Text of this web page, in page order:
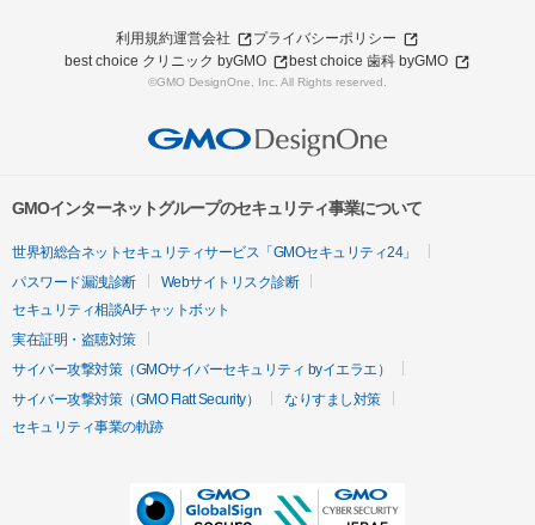
利用規約運営会社
プライバシーポリシー
best choice クリニック byGMO
best choice 歯科 byGMO
©GMO DesignOne, Inc. All Rights reserved.
GMOインターネットグループのセキュリティ事業について
世界初総合ネットセキュリティサービス「GMOセキュリティ24」
パスワード漏洩診断
Webサイトリスク診断
セキュリティ相談AIチャットボット
実在証明・盗聴対策
サイバー攻撃対策（GMOサイバーセキュリティ byイエラエ）
サイバー攻撃対策（GMO Flatt Security）
なりすまし対策
セキュリティ事業の軌跡